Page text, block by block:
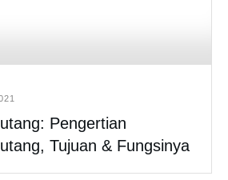
Pengertian
Tujuan & Fungsinya